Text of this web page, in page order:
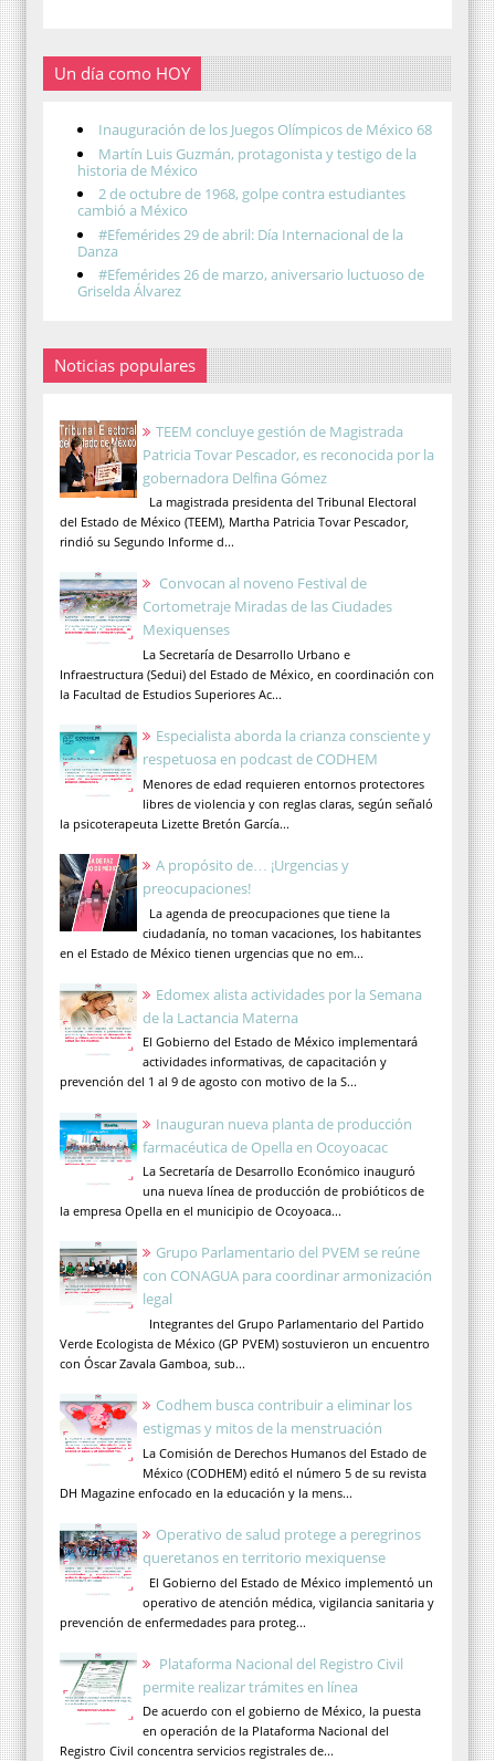
Un día como HOY
Inauguración de los Juegos Olímpicos de México 68
Martín Luis Guzmán, protagonista y testigo de la
historia de México
2 de octubre de 1968, golpe contra estudiantes
cambió a México
#Efemérides 29 de abril: Día Internacional de la
Danza
#Efemérides 26 de marzo, aniversario luctuoso de
Griselda Álvarez
Noticias populares
TEEM concluye gestión de Magistrada
Patricia Tovar Pescador, es reconocida por la
gobernadora Delfina Gómez
La magistrada presidenta del Tribunal Electoral
del Estado de México (TEEM), Martha Patricia Tovar Pescador,
rindió su Segundo Informe d...
Convocan al noveno Festival de
Cortometraje Miradas de las Ciudades
Mexiquenses
La Secretaría de Desarrollo Urbano e
Infraestructura (Sedui) del Estado de México, en coordinación con
la Facultad de Estudios Superiores Ac...
Especialista aborda la crianza consciente y
respetuosa en podcast de CODHEM
Menores de edad requieren entornos protectores
libres de violencia y con reglas claras, según señaló
la psicoterapeuta Lizette Bretón García...
A propósito de… ¡Urgencias y
preocupaciones!
La agenda de preocupaciones que tiene la
ciudadanía, no toman vacaciones, los habitantes
en el Estado de México tienen urgencias que no em...
Edomex alista actividades por la Semana
de la Lactancia Materna
El Gobierno del Estado de México implementará
actividades informativas, de capacitación y
prevención del 1 al 9 de agosto con motivo de la S...
Inauguran nueva planta de producción
farmacéutica de Opella en Ocoyoacac
La Secretaría de Desarrollo Económico inauguró
una nueva línea de producción de probióticos de
la empresa Opella en el municipio de Ocoyoaca...
Grupo Parlamentario del PVEM se reúne
con CONAGUA para coordinar armonización
legal
Integrantes del Grupo Parlamentario del Partido
Verde Ecologista de México (GP PVEM) sostuvieron un encuentro
con Óscar Zavala Gamboa, sub...
Codhem busca contribuir a eliminar los
estigmas y mitos de la menstruación
La Comisión de Derechos Humanos del Estado de
México (CODHEM) editó el número 5 de su revista
DH Magazine enfocado en la educación y la mens...
Operativo de salud protege a peregrinos
queretanos en territorio mexiquense
El Gobierno del Estado de México implementó un
operativo de atención médica, vigilancia sanitaria y
prevención de enfermedades para proteg...
Plataforma Nacional del Registro Civil
permite realizar trámites en línea
De acuerdo con el gobierno de México, la puesta
en operación de la Plataforma Nacional del
Registro Civil concentra servicios registrales de...